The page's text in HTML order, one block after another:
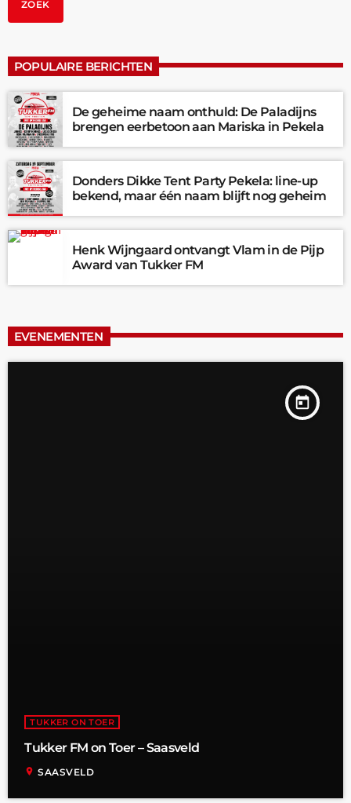
POPULAIRE BERICHTEN
De geheime naam onthuld: De Paladijns
brengen eerbetoon aan Mariska in Pekela
Donders Dikke Tent Party Pekela: line-up
bekend, maar één naam blijft nog geheim
Henk Wijngaard ontvangt Vlam in de Pijp
Award van Tukker FM
EVENEMENTEN
today
TUKKER ON TOER
Tukker FM on Toer – Saasveld
location_on SAASVELD